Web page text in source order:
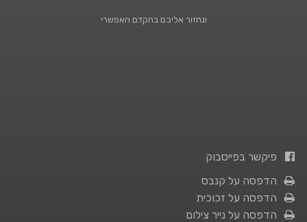
ונחזור אליכם בהקדם האפשרי
פיקשר בפייסבוק
הדפסה על קנבס
הדפסה על זכוכית
הדפסה על נייר צילום